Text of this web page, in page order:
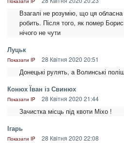
Взагалі не розумію, що ця обласна
робить. Після того, як помер
нічого не чути
Луцьк
Показати IP 28 Квітня 2020 20:51
Донецькі рулять, а Волинські
Конюх Їван із Свинюх
Показати IP 28 Квітня 2020 21:44
Зачистка місць під квоти Міхо !
Ігарь
Показати IP 28 Квітня 2020 22:08